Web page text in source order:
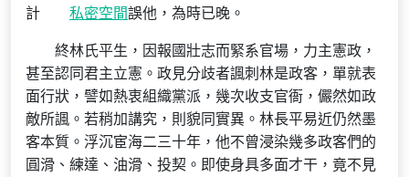
計
私密空間誤他，為時已晚。
終林氏平生，因報國壯志而緊系官場，力主憲政，
甚至認同君主立憲。政見分歧者諷刺林是政客，單就表
面行狀，譬如熱衷組織黨派，幾次收支官衙，儼然如政
敵所諷。若稍加講究，則貌同實異。林長平易近仍然墨
客本質。浮沉宦海二三十年，他不曾浸染幾多政客們的
圓滑、練達、油滑、投契。即使身具多面才干，竟不見